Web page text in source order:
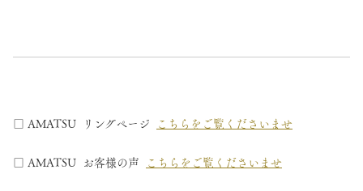
□ AMATSU リングページ こちらをご覧くださいませ
□ AMATSU お客様の声 こちらをご覧くださいませ